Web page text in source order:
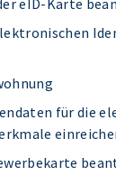
eID-Karte
für die